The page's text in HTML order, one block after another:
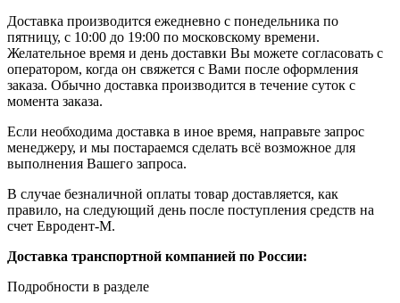
Доставка производится ежедневно с понедельника по
пятницу, с 10:00 до 19:00 по московскому времени.
Желательное время и день доставки Вы можете согласовать с
оператором, когда он свяжется с Вами после оформления
заказа. Обычно доставка производится в течение суток с
момента заказа.
Если необходима доставка в иное время, направьте запрос
менеджеру, и мы постараемся сделать всё возможное для
выполнения Вашего запроса.
В случае безналичной оплаты товар доставляется, как
правило, на следующий день после поступления средств на
счет Евродент-М.
Доставка транспортной компанией по России:
Подробности в разделе